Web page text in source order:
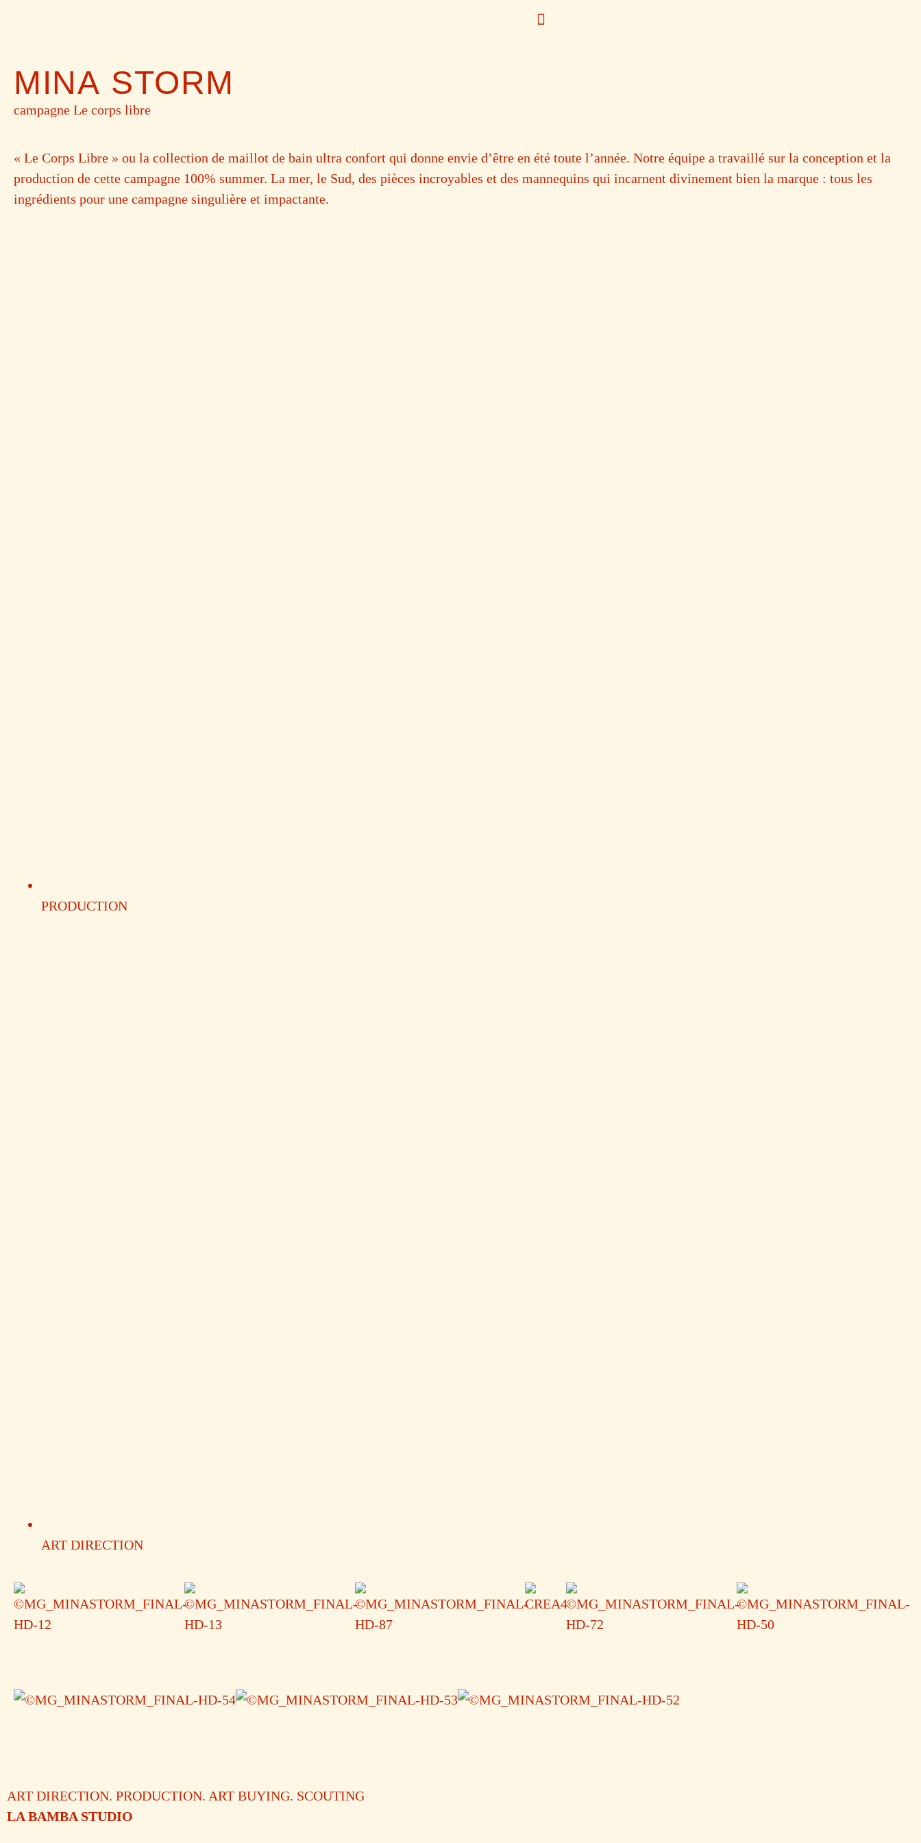
MINA STORM
campagne Le corps libre
« Le Corps Libre » ou la collection de maillot de bain ultra confort qui donne envie d’être en été toute l’année. Notre équipe a travaillé sur la conception et la
production de cette campagne 100% summer. La mer, le Sud, des pièces incroyables et des mannequins qui incarnent divinement bien la marque : tous les
ingrédients pour une campagne singulière et impactante.
PRODUCTION
ART DIRECTION
ART DIRECTION. PRODUCTION. ART BUYING. SCOUTING
LA BAMBA STUDIO